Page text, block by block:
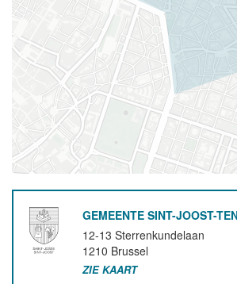
GEMEENTE SINT-JOOST-
12-13 Sterrenkundelaan
1210 Brussel
ZIE KAART